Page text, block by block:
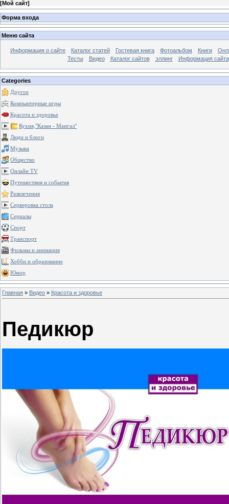
[Мой сайт]
Форма входа
Меню сайта
Информация о сайте Каталог статей Гостевая книга Фотоальбом Книги
Тесты
Видео Каталог сайтов эллинг Информация сайта
Categories
Другое
Компьютерные игры
Красота и здоровье
Кухня,"Казан - Мангал"
Люди и блоги
Музыка
Общество
Онлайн TV
Путешествия и события
Развлечения
Серверовка стола
Сериалы
Спорт
Транспорт
Фильмы и анимация
Хобби и образование
Юмор
Главная » Видео » Красота и здоровье
Педикюр